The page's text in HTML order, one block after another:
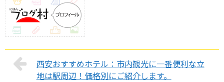
西安おすすめホテル：市内観光に一番便利な立
地は駅周辺！価格別にご紹介します。